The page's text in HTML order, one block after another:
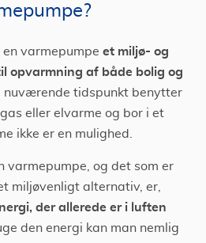
varmepumpe et miljø- og
opvarmning af både bolig og
nuværende tidspunkt benytter
eller elvarme og bor i et
ikke er en mulighed.
varmepumpe, og det som er
miljøvenligt alternativ, er,
der allerede er i luften
den energi kan man nemlig